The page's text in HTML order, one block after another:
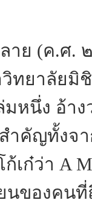
(ค.ศ. ๒๐
ทยาลัยมิ
มหนึ่ง อ้า
ำคัญทั้งจ
เก๋ว่า A
นของคน